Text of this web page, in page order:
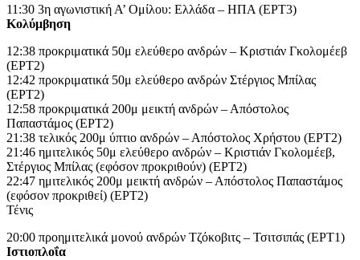
11:30 3η αγωνιστική Α’ Ομίλου: Ελλάδα – ΗΠΑ (ΕΡΤ3)
Κολύμβηση
12:38 προκριματικά 50μ ελεύθερο ανδρών – Κριστιάν Γκολομέεβ
(ΕΡΤ2)
12:42 προκριματικά 50μ ελεύθερο ανδρών Στέργιος Μπίλας
(ΕΡΤ2)
12:58 προκριματικά 200μ μεικτή ανδρών – Απόστολος
Παπαστάμος (ΕΡΤ2)
21:38 τελικός 200μ ύπτιο ανδρών – Απόστολος Χρήστου (ΕΡΤ2)
21:46 ημιτελικός 50μ ελεύθερο ανδρών – Κριστιάν Γκολομέεβ,
Στέργιος Μπίλας (εφόσον προκριθούν) (ΕΡΤ2)
22:47 ημιτελικός 200μ μεικτή ανδρών – Απόστολος Παπαστάμος
(εφόσον προκριθεί) (ΕΡΤ2)
Τένις
20:00 προημιτελικά μονού ανδρών Τζόκοβιτς – Τσιτσιπάς (ΕΡΤ1)
Ιστιοπλοΐα